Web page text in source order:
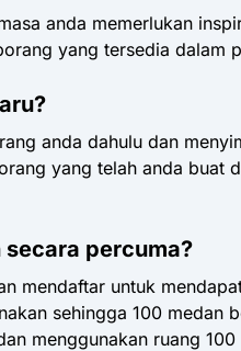
anda memerlukan
yang tersedia dalam
anda dahulu dan
yang telah anda buat
percuma?
mendaftar untuk
sehingga 100 medan
menggunakan ruang 100